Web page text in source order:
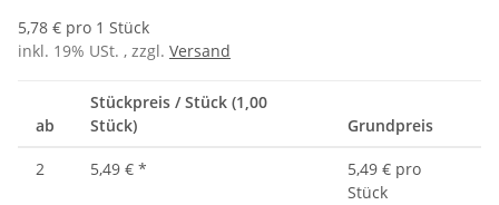
5,78 € pro 1 Stück
inkl. 19% USt. , zzgl. Versand
ab
Stückpreis / Stück (1,00
Stück)
Grundpreis
2 5,49 € *
5,49 € pro
Stück